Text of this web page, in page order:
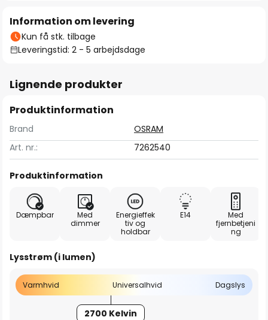
Information om levering
Kun få stk. tilbage
Leveringstid: 2 - 5 arbejdsdage
Lignende produkter
Produktinformation
Brand
OSRAM
Art. nr.:
7262540
Produktinformation
Dæmpbar
Med
dimmer
Energieffek
tiv og
holdbar
E14
Med
fjernbetjeni
ng
Lysstrøm (i lumen)
Varmhvid Universalhvid Dagslys
2700 Kelvin